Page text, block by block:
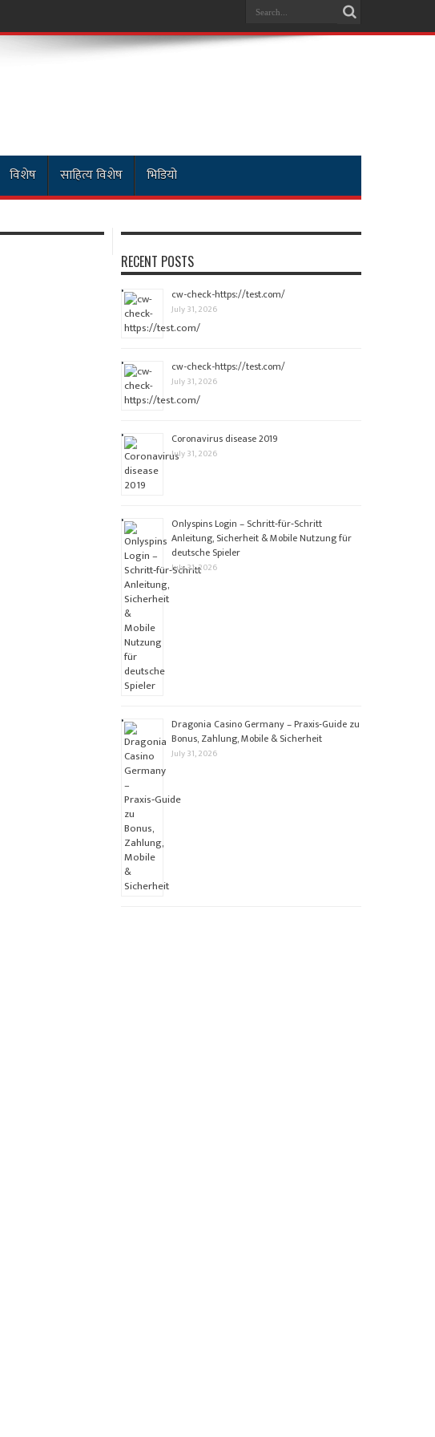
विशेष साहित्य विशेष भिडियो
RECENT POSTS
cw-check-https://test.com/
July 31, 2026
cw-check-https://test.com/
July 31, 2026
Coronavirus disease 2019
July 31, 2026
Onlyspins Login – Schritt‑für‑Schritt
Anleitung, Sicherheit & Mobile Nutzung für
deutsche Spieler
July 31, 2026
Dragonia Casino Germany – Praxis‑Guide zu
Bonus, Zahlung, Mobile & Sicherheit
July 31, 2026